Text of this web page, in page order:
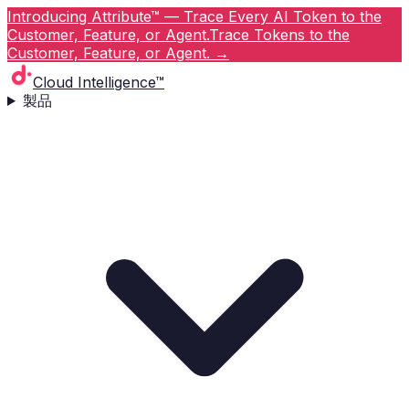
Introducing Attribute™ — Trace Every AI Token to the
Customer, Feature, or Agent.Trace Tokens to the
Customer, Feature, or Agent. →
Cloud Intelligence™
製品